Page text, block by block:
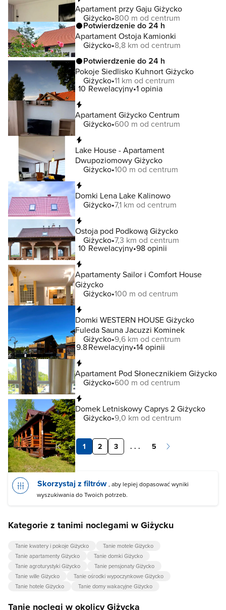
Apartament przy Gaju Giżycko
Giżycko 800 m od centrum
Potwierdzenie do 24 h
Apartament Ostoja Kamionki
Giżycko 8,8 km od centrum
Potwierdzenie do 24 h
Pokoje Siedlisko Kuhnort Giżycko
Giżycko 11 km od centrum
10 Rewelacyjny 1 opinia
Apartament Giżycko Centrum
Giżycko 600 m od centrum
Lake House - Apartament
Dwupoziomowy Giżycko
Giżycko 100 m od centrum
Domki Lena Lake Kalinowo
Giżycko 7,1 km od centrum
Ostoja pod Podkową Giżycko
Giżycko 7,3 km od centrum
10 Rewelacyjny 98 opinii
Apartamenty Sailor i Comfort House
Giżycko
Giżycko 100 m od centrum
Domki WESTERN HOUSE Giżycko
Fuleda Sauna Jacuzzi Kominek
Giżycko 9,6 km od centrum
9.8Rewelacyjny 14 opinii
Apartament Pod Słonecznikiem Giżycko
Giżycko 600 m od centrum
Domek Letniskowy Caprys 2 Giżycko
Giżycko 9,0 km od centrum
1 2 3 . . . 5
Skorzystaj z filtrów , aby lepiej dopasować wyniki
wyszukiwania do Twoich potrzeb.
Kategorie z tanimi noclegami w Giżycku
Tanie kwatery i pokoje Giżycko
Tanie motele Giżycko
Tanie apartamenty Giżycko
Tanie domki Giżycko
Tanie agroturystyki Giżycko
Tanie pensjonaty Giżycko
Tanie wille Giżycko
Tanie ośrodki wypoczynkowe Giżycko
Tanie hotele Giżycko
Tanie domy wakacyjne Giżycko
Tanie noclegi w okolicy Giżycka